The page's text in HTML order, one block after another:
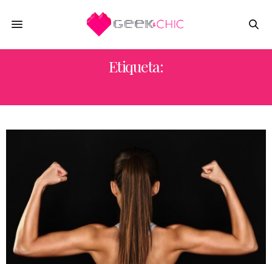
Etiqueta: